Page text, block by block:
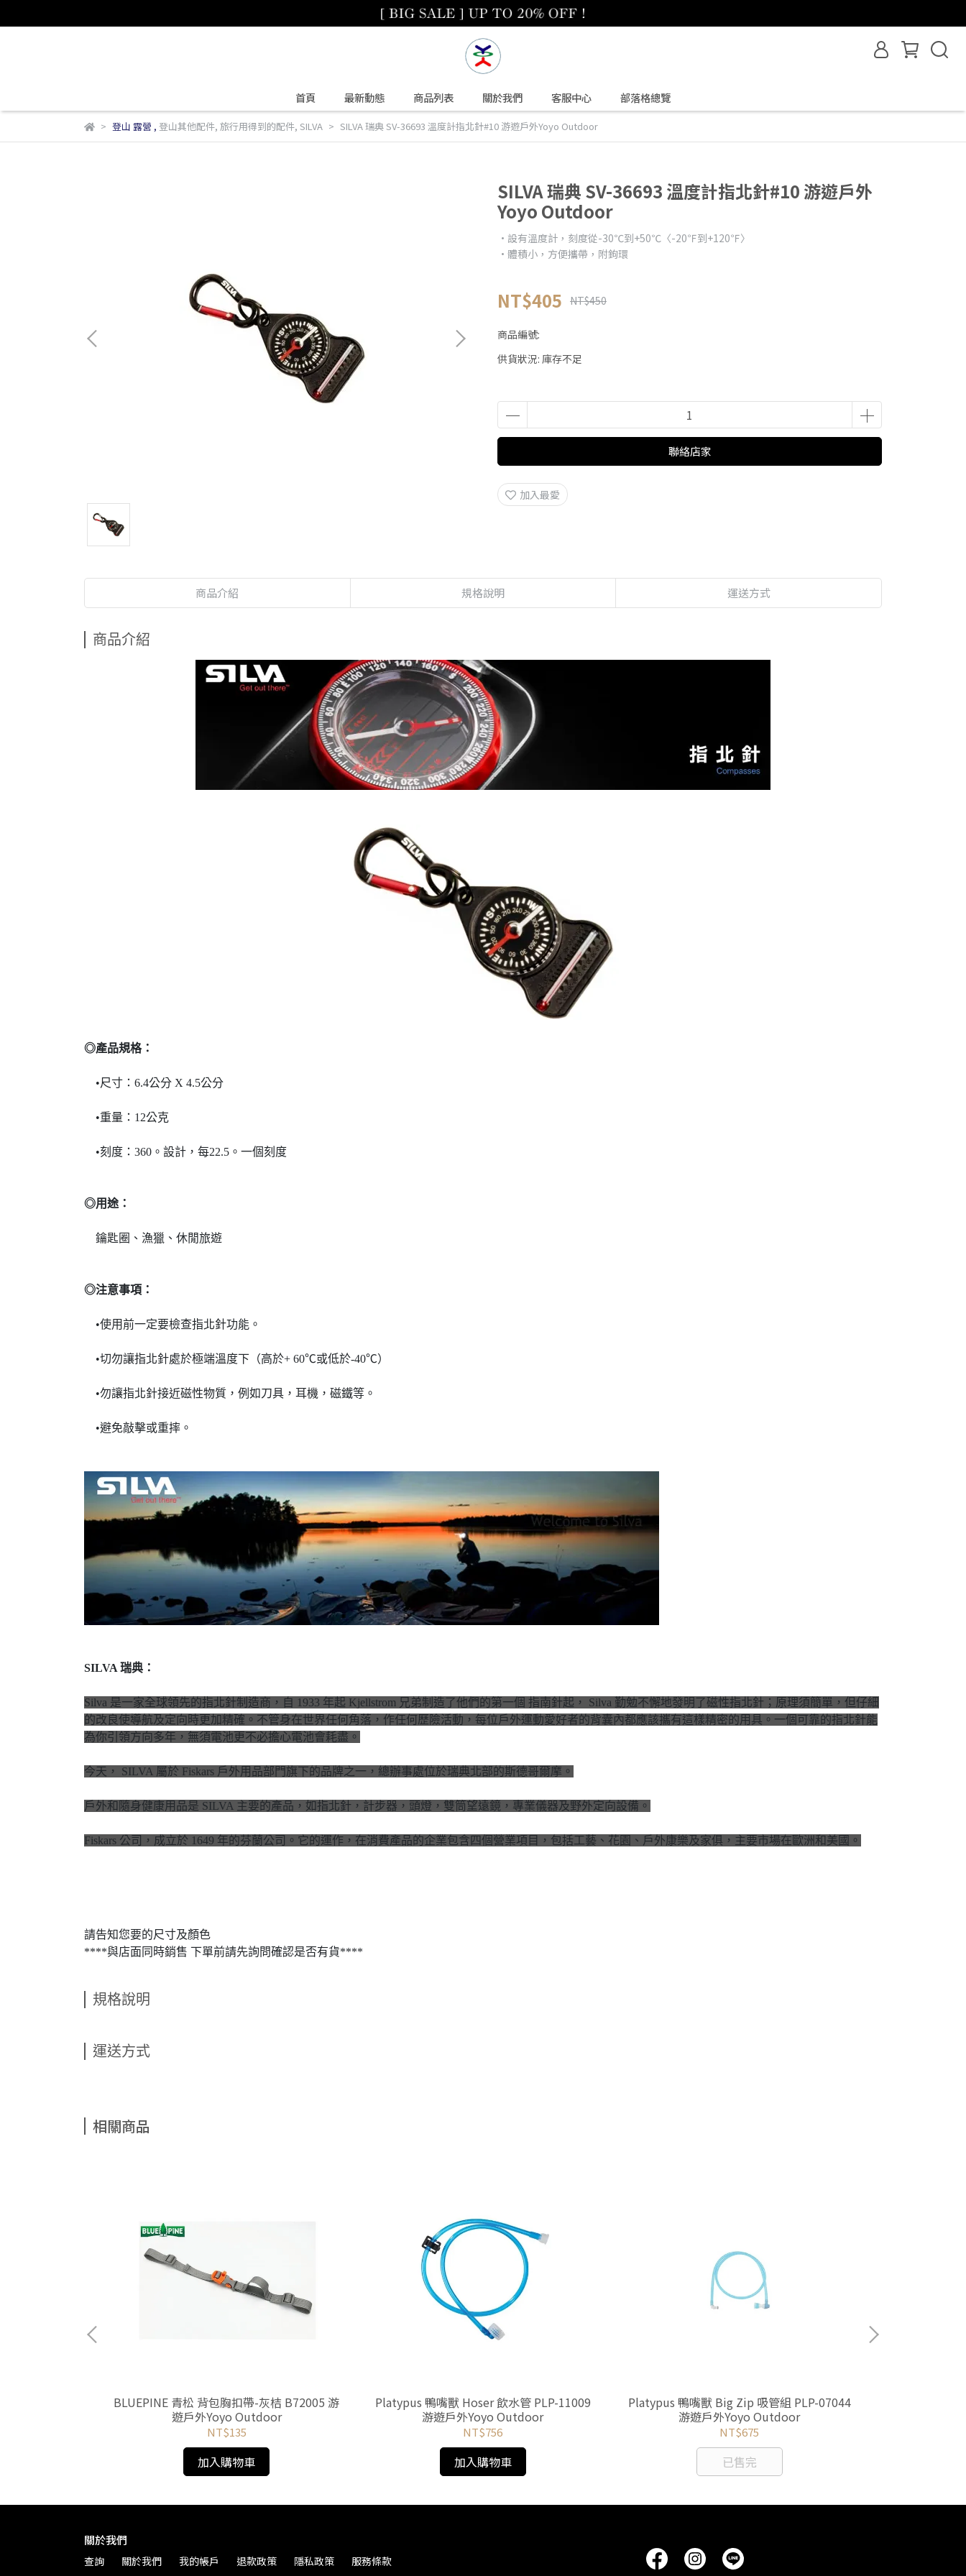
首頁 最新動態 商品列表 關於我們 客服中心 部落格總覽
登山 露營 , 登山其他配件, 旅行用得到的配件, SILVA SILVA 瑞典 SV-36693 溫度計指北針#10 游遊戶外Yoyo Outdoor
SILVA 瑞典 SV-36693 溫度計指北針#10 游遊戶外
Yoyo Outdoor
•設有溫度計，刻度從-30℃到+50℃〈-20℉到+120℉〉
•體積小，方便攜帶，附鉤環
NT$405 NT$450
商品編號:
供貨狀況: 庫存不足
聯絡店家
加入最愛
商品介紹 規格說明 運送方式
商品介紹
◎產品規格：
•尺寸：6.4公分 X 4.5公分
•重量：12公克
•刻度：360。設計，每22.5。一個刻度
◎用途：
鑰匙圈、漁獵、休閒旅遊
◎注意事項：
•使用前一定要檢查指北針功能。
•切勿讓指北針處於極端溫度下（高於+ 60℃或低於-40℃）
•勿讓指北針接近磁性物質，例如刀具，耳機，磁鐵等。
•避免敲擊或重摔。
SILVA 瑞典：
Silva 是一家全球領先的指北針制造商，自 1933 年起 Kjellstrom 兄弟制造了他們的第一個 指南針起， Silva 勤勉不懈地發明了磁性指北針；原理須簡單，但仔細
的改良使導航及定向時更加精確。不管身在世界任何角落，作任何歷險活動，每位戶外運動愛好者的背囊內都應該攜有這樣精密的用具。一個可靠的指北針能
為你引領方向多年，無須電池更不必擔心電池會耗盡。
今天， SILVA 屬於 Fiskars 戶外用品部門旗下的品牌之一，總辦事處位於瑞典北部的斯德哥爾摩。
戶外和隨身健康用品是 SILVA 主要的產品，如指北針，計步器，頭燈，雙筒望遠鏡，專業儀器及野外定向設備。
Fiskars 公司，成立於 1649 年的芬蘭公司。它的運作，在消費產品的企業包含四個營業項目，包括工藝、花園、戶外康樂及家俱，主要市場在歐洲和美國。
請告知您要的尺寸及顏色
****與店面同時銷售 下單前請先詢問確認是否有貨****
規格說明
運送方式
相關商品
BLUEPINE 青松 背包胸扣帶-灰桔 B72005 游
遊戶外Yoyo Outdoor
NT$135
加入購物車
Platypus 鴨嘴獸 Hoser 飲水管 PLP-11009
游遊戶外Yoyo Outdoor
NT$756
加入購物車
Platypus 鴨嘴獸 Big Zip 吸管組 PLP-07044
游遊戶外Yoyo Outdoor
NT$675
已售完
關於我們
查詢 關於我們 我的帳戶 退款政策 隱私政策 服務條款